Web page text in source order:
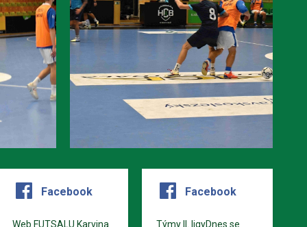
Facebook
Web FUTSALU Karvina
Facebook
Týmy II. ligyDnes se